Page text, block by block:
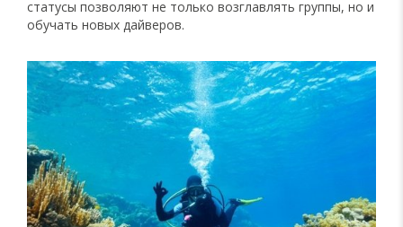
статусы позволяют не только возглавлять группы, но и
обучать новых дайверов.